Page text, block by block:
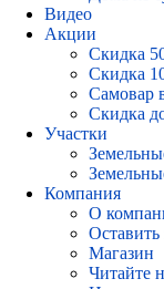
Видео
Акции
Скидка
Скидка
Самовар
Скидка
Участки
Компания
О
Оставить
Магазин
Читайте